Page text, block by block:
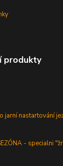
produkty
jarní nastartování
- specialni